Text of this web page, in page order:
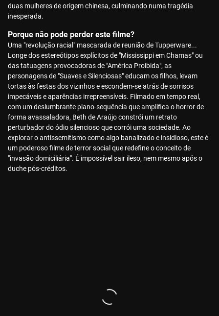
duas mulheres de origem chinesa, culminando numa tragédia
inesperada.
Porque não pode perder este filme?
Uma "revolução racial" mascarada de reunião de Tupperware...
Longe dos estereótipos explícitos de "Mississippi em Chamas" ou
das tatuagens provocadoras de "América Proibida", as
personagens de "Suaves e Silenciosas" educam os filhos, levam
tortas às festas dos vizinhos e escondem-se atrás de sorrisos
impecáveis e aparências irrepreensíveis. Filmado em tempo real,
com um deslumbrante plano-sequência que amplifica o horror de
forma avassaladora, Beth de Araújo constrói um retrato
perturbador do ódio silencioso que corrói uma sociedade. Ao
explorar o antissemitismo como algo banalizado e insidioso, este é
um poderoso filme de terror social que redefine o conceito de
"invasão domiciliária". É impossível sair ileso, nem mesmo após o
duche pós-créditos.